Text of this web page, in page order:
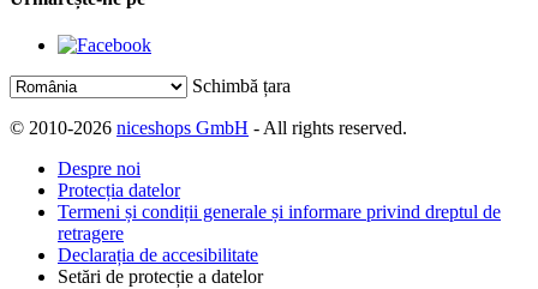
Schimbă țara
© 2010-2026 niceshops GmbH - All rights reserved.
Despre noi
Protecția datelor
Termeni și condiții generale și informare privind dreptul de
retragere
Declarația de accesibilitate
Setări de protecție a datelor